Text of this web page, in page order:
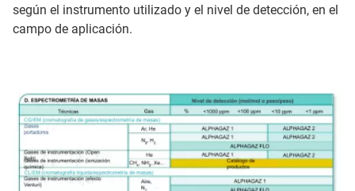
según el instrumento utilizado y el nivel de detección, en el
campo de aplicación.